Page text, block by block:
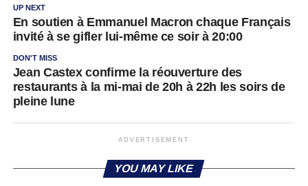
UP NEXT
En soutien à Emmanuel Macron chaque Français
invité à se gifler lui-même ce soir à 20:00
DON'T MISS
Jean Castex confirme la réouverture des
restaurants à la mi-mai de 20h à 22h les soirs de
pleine lune
ADVERTISEMENT
YOU MAY LIKE